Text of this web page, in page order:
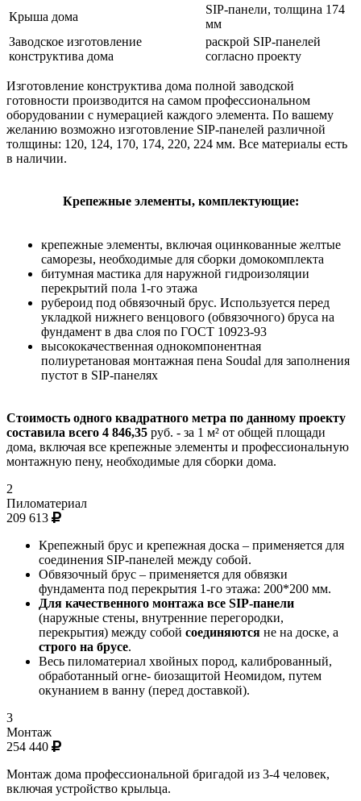
Крыша дома
SIP-панели, толщина 174
мм
Заводское изготовление
конструктива дома
раскрой SIP-панелей
согласно проекту
Изготовление конструктива дома полной заводской
готовности производится на самом профессиональном
оборудовании с нумерацией каждого элемента. По вашему
желанию возможно изготовление SIP-панелей различной
толщины: 120, 124, 170, 174, 220, 224 мм. Все материалы есть
в наличии.
Крепежные элементы, комплектующие:
крепежные элементы, включая оцинкованные желтые
саморезы, необходимые для сборки домокомплекта
битумная мастика для наружной гидроизоляции
перекрытий пола 1-го этажа
рубероид под обвязочный брус. Используется перед
укладкой нижнего венцового (обвязочного) бруса на
фундамент в два слоя по ГОСТ 10923-93
высококачественная однокомпонентная
полиуретановая монтажная пена Soudal для заполнения
пустот в SIP-панелях
Стоимость одного квадратного метра по данному проекту
составила всего 4 846,35 руб. - за 1 м² от общей площади
дома, включая все крепежные элементы и профессиональную
монтажную пену, необходимые для сборки дома.
2
Пиломатериал
209 613
Крепежный брус и крепежная доска – применяется для
соединения SIP-панелей между собой.
Обвязочный брус – применяется для обвязки
фундамента под перекрытия 1-го этажа: 200*200 мм.
Для качественного монтажа все SIP-панели
(наружные стены, внутренние перегородки,
перекрытия) между собой соединяются не на доске, а
строго на брусе.
Весь пиломатериал хвойных пород, калиброванный,
обработанный огне- биозащитой Неомидом, путем
окунанием в ванну (перед доставкой).
3
Монтаж
254 440
Монтаж дома профессиональной бригадой из 3-4 человек,
включая устройство крыльца.